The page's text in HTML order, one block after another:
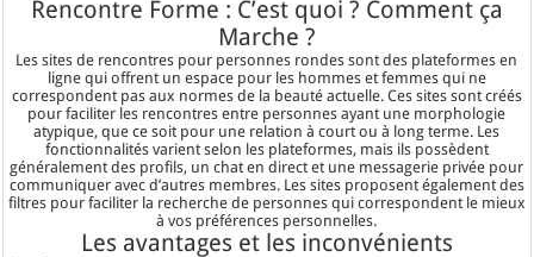
Rencontre Forme : C’est quoi ? Comment ça
Marche ?
Les sites de rencontres pour personnes rondes sont des plateformes en
ligne qui offrent un espace pour les hommes et femmes qui ne
correspondent pas aux normes de la beauté actuelle. Ces sites sont créés
pour faciliter les rencontres entre personnes ayant une morphologie
atypique, que ce soit pour une relation à court ou à long terme. Les
fonctionnalités varient selon les plateformes, mais ils possèdent
généralement des profils, un chat en direct et une messagerie privée pour
communiquer avec d’autres membres. Les sites proposent également des
filtres pour faciliter la recherche de personnes qui correspondent le mieux
à vos préférences personnelles.
Les avantages et les inconvénients